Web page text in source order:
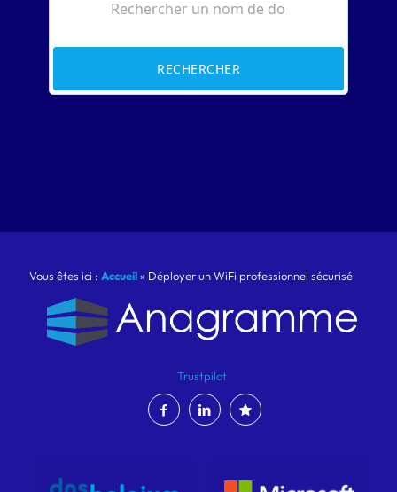
RECHERCHER
Vous êtes ici : Accueil» Déployer un WiFi professionnel sécurisé
Trustpilot